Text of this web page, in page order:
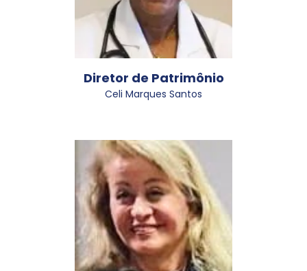
Diretor de Patrimônio
Celi Marques Santos